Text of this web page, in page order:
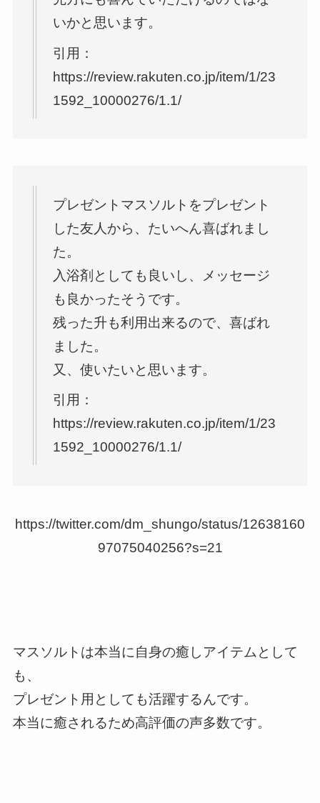
いかと思います。
引用：
https://review.rakuten.co.jp/item/1/23
1592_10000276/1.1/
プレゼントマスソルトをプレゼント
した友人から、たいへん喜ばれまし
た。
入浴剤としても良いし、メッセージ
も良かったそうです。
残った升も利用出来るので、喜ばれ
ました。
又、使いたいと思います。
引用：
https://review.rakuten.co.jp/item/1/23
1592_10000276/1.1/
https://twitter.com/dm_shungo/status/12638160
97075040256?s=21
マスソルトは本当に自身の癒しアイテムとして
も、
プレゼント用としても活躍するんです。
本当に癒されるため高評価の声多数です。